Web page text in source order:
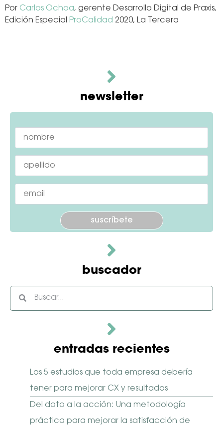
Por Carlos Ochoa, gerente Desarrollo Digital de Praxis,
Edición Especial
ProCalidad 2020, La Tercera
newsletter
Por favor, deja este campo vacío.
buscador
entradas recientes
Los 5 estudios que toda empresa debería
tener para mejorar CX y resultados
Del dato a la acción: Una metodología
práctica para mejorar la satisfacción de